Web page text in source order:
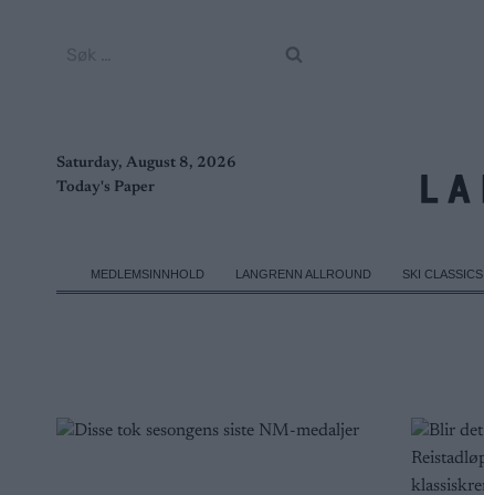
Saturday, August 8, 2026
Today's Paper
MEDLEMSINNHOLD LANGRENN ALLROUND SKI CLASSICS